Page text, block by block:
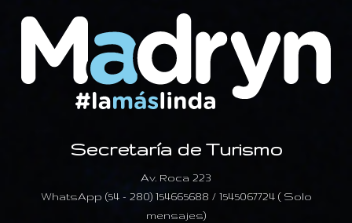
Secretaría de Turismo
Av. Roca 223
WhatsApp (54 - 280) 154665688 / 1545067724 ( Solo
mensajes)